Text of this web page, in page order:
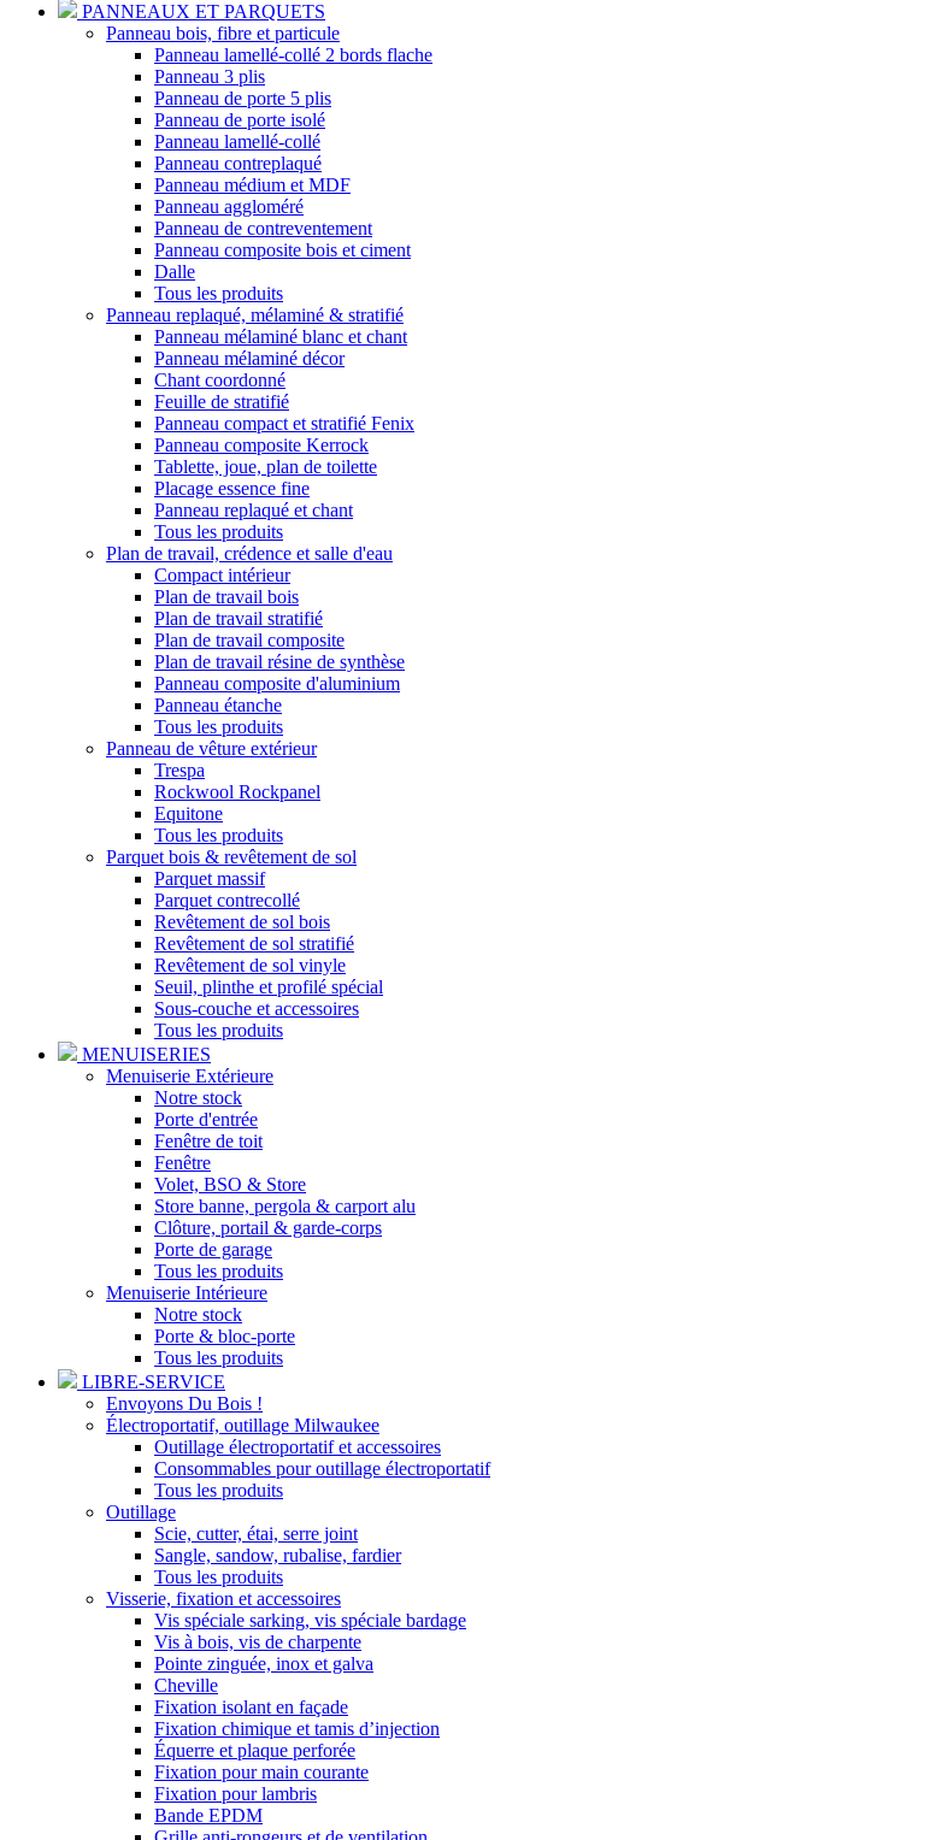
PANNEAUX ET PARQUETS
Panneau bois, fibre et particule
Panneau lamellé-collé 2 bords flache
Panneau 3 plis
Panneau de porte 5 plis
Panneau de porte isolé
Panneau lamellé-collé
Panneau contreplaqué
Panneau médium et MDF
Panneau aggloméré
Panneau de contreventement
Panneau composite bois et ciment
Dalle
Tous les produits
Panneau replaqué, mélaminé & stratifié
Panneau mélaminé blanc et chant
Panneau mélaminé décor
Chant coordonné
Feuille de stratifié
Panneau compact et stratifié Fenix
Panneau composite Kerrock
Tablette, joue, plan de toilette
Placage essence fine
Panneau replaqué et chant
Tous les produits
Plan de travail, crédence et salle d'eau
Compact intérieur
Plan de travail bois
Plan de travail stratifié
Plan de travail composite
Plan de travail résine de synthèse
Panneau composite d'aluminium
Panneau étanche
Tous les produits
Panneau de vêture extérieur
Trespa
Rockwool Rockpanel
Equitone
Tous les produits
Parquet bois & revêtement de sol
Parquet massif
Parquet contrecollé
Revêtement de sol bois
Revêtement de sol stratifié
Revêtement de sol vinyle
Seuil, plinthe et profilé spécial
Sous-couche et accessoires
Tous les produits
MENUISERIES
Menuiserie Extérieure
Notre stock
Porte d'entrée
Fenêtre de toit
Fenêtre
Volet, BSO & Store
Store banne, pergola & carport alu
Clôture, portail & garde-corps
Porte de garage
Tous les produits
Menuiserie Intérieure
Notre stock
Porte & bloc-porte
Tous les produits
LIBRE-SERVICE
Envoyons Du Bois !
Électroportatif, outillage Milwaukee
Outillage électroportatif et accessoires
Consommables pour outillage électroportatif
Tous les produits
Outillage
Scie, cutter, étai, serre joint
Sangle, sandow, rubalise, fardier
Tous les produits
Visserie, fixation et accessoires
Vis spéciale sarking, vis spéciale bardage
Vis à bois, vis de charpente
Pointe zinguée, inox et galva
Cheville
Fixation isolant en façade
Fixation chimique et tamis d’injection
Équerre et plaque perforée
Fixation pour main courante
Fixation pour lambris
Bande EPDM